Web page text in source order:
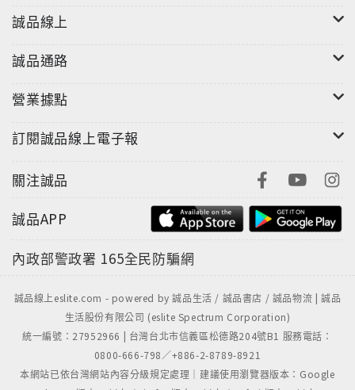
業就會一直向前進行。現在，就讓我們展開瘦腰之旅
特別收錄：
李玟、蔡依林、小S、舒淇等明星腰精修練法。
誠品線上
誠品通路
營業據點
訂閱誠品線上電子報
關注誠品
誠品APP
內政部警政署 165全民防騙網
誠品線上eslite.com - powered by 誠品生活 / 誠品書店 / 誠品物流 | 誠品
生活股份有限公司 (eslite Spectrum Corporation)
統一編號：27952966 | 台灣台北市信義區松德路204號B1 服務電話：
0800-666-798／+886-2-8789-8921
本網站已依台灣網站內容分級規定處理｜建議使用瀏覽器版本：Google